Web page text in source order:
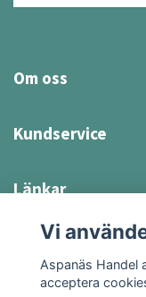
Om oss
Kundservice
Länkar
Sociala medier
Vi
Aspanäs Handel
acceptera